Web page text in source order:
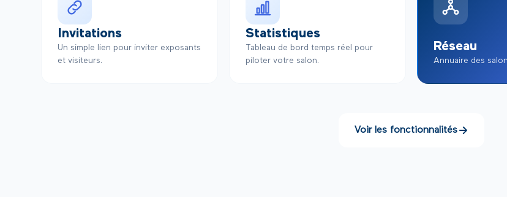
Invitations
Un simple lien pour inviter exposants
et visiteurs.
Statistiques
Tableau de bord temps réel pour
piloter votre salon.
Réseau
Annuaire des
Voir les fonctionnalités